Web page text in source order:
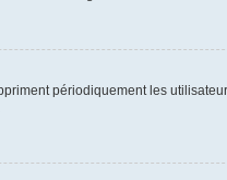
périodiquement les